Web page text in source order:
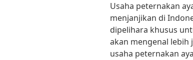
Usaha peternakan
menjanjikan di
dipelihara khusus
akan mengenal
usaha peternakan